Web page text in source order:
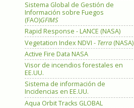
Sistema Global de Gestión de
Información sobre Fuegos
(FAO)GFIMS
Rapid Response - LANCE (NASA)
Vegetation Index NDVI - Terra (NASA)
Active Fire Data NASA
Visor de incendios forestales en
EE.UU.
Sistema de información de
Incidencias en EE.UU.
Aqua Orbit Tracks GLOBAL